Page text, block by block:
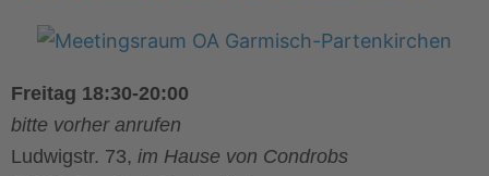
Freitag 18:30-20:00
bitte vorher anrufen
Ludwigstr. 73, im Hause von Condrobs